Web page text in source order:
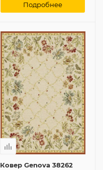
Подробнее
Ковер Genova 38262